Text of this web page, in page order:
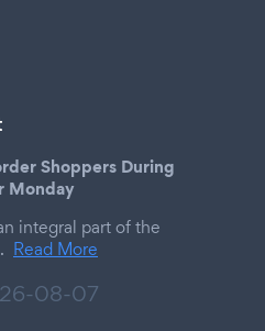
Shoppers During
Monday
integral part of the
Read More
08-07